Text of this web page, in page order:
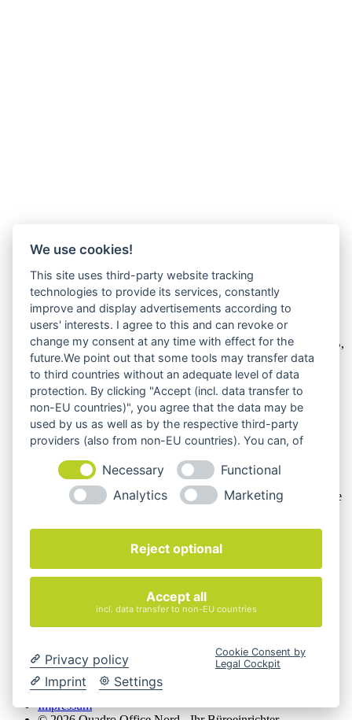
Wir verkaufen online ausschließlich an Unternehmer
Unsere Angebote richten sich nur an Unternehmer,§14 BGB,
also an natürliche oder juristische Personen oder rechtsfähige
Personengesellschaften, die bei Abschluss eines
Rechtsgeschäfts in Ausübung ihrer gewerblichen oder
selbständigen beruflichen Tätigkeit handeln. Wir schließen
keine Verträge mit Verbrauchern,§ 13 BGB.
Hinweis zu Produktabbildungen
Die Produktbilder der Artikel zeigen Beispiele, die in der
Ausstattung, Farbe oder Konfiguration von der
Artikelbeschreibung abweichen können. Maßgeblich sind die
Zahlungsarten
AGB
Widerrufsbelehrung
Impressum
We use cookies!
This site uses third-party website tracking
technologies to provide its services, constantly
improve and display advertisements according to
users' interests. I agree to this and can revoke or
change my consent at any time with effect for the
future.We point out that some tools may transfer data
to third countries without an adequate level of data
protection. By clicking "Accept (incl. data transfer to
non-EU countries)", you agree that the data may be
used by us as well as by the respective third-party
providers (also from non-EU countries). You can, of
Necessary
Functional
Analytics
Marketing
Reject optional
Accept all
incl. data transfer to non-EU countries
Privacy policy
Imprint
Settings
Cookie Consent by
Legal Cockpit